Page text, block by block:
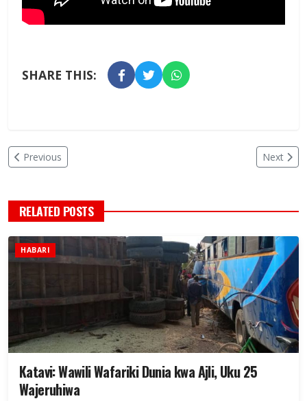
SHARE THIS:
Previous Next
RELATED POSTS
HABARI
Katavi: Wawili Wafariki Dunia kwa Ajli, Uku 25
Wajeruhiwa